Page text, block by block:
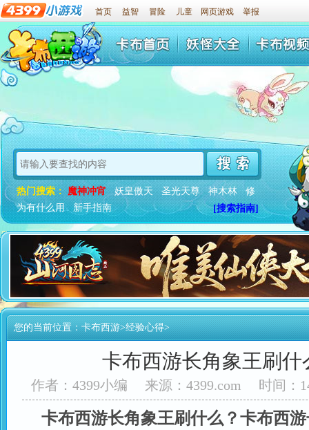
首页 益智 冒险 儿童 网页游戏 举报
热门搜索： 魔神冲宵 妖皇傲天 圣光天尊 神木林
修
为有什么用
新手指南 [搜索指南]
您的当前位置：卡布西游>经验心得>
卡布西游长角象王刷什
作者：4399小编 来源：4399.com 时间：
卡布西游长角象王刷什么？卡布西